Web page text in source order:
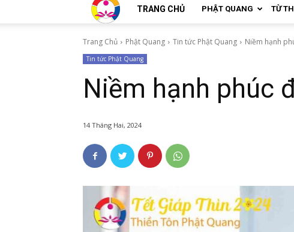
TRANG CHỦ PHẬT QUANG TỪ
Trang Chủ Phật Quang Tin tức Phật Quang Niềm hạnh
Tin tức Phật Quang
Niềm hạnh phúc
14 Tháng Hai, 2024